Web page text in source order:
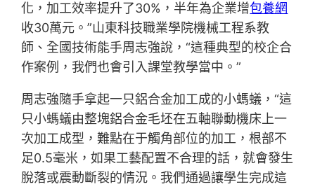
化，加工效率提升了30%，半年為企業增包養網
收30萬元。”山東科技職業學院機械工程系教
師、全國技術能手周志強說，“這種典型的校企合
作案例，我們也會引入課堂教學當中。”
周志強隨手拿起一只鋁合金加工成的小螞蟻，“這
只小螞蟻由整塊鋁合金毛坯在五軸聯動機床上一
次加工成型，難點在于觸角部位的加工，根部不
足0.5毫米，如果工藝配置不合理的話，就會發生
脫落或震動斷裂的情況。我們通過讓學生完成這